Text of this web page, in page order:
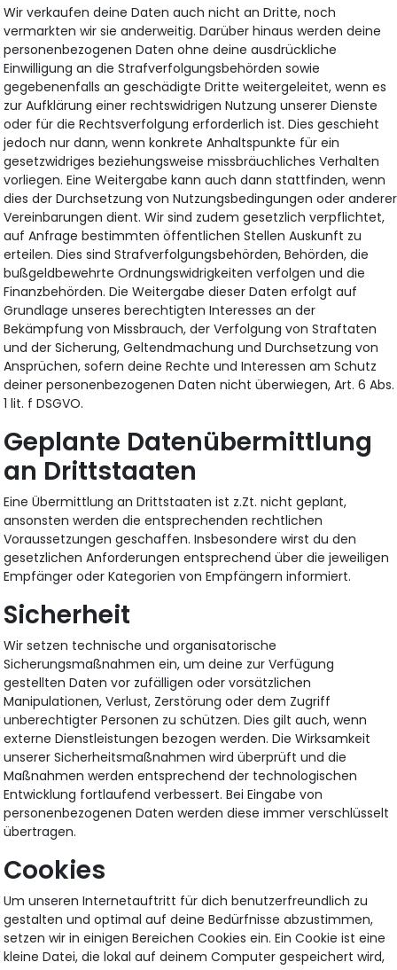
Wir verkaufen deine Daten auch nicht an Dritte, noch
vermarkten wir sie anderweitig. Darüber hinaus werden deine
personenbezogenen Daten ohne deine ausdrückliche
Einwilligung an die Strafverfolgungsbehörden sowie
gegebenenfalls an geschädigte Dritte weitergeleitet, wenn es
zur Aufklärung einer rechtswidrigen Nutzung unserer Dienste
oder für die Rechtsverfolgung erforderlich ist. Dies geschieht
jedoch nur dann, wenn konkrete Anhaltspunkte für ein
gesetzwidriges beziehungsweise missbräuchliches Verhalten
vorliegen. Eine Weitergabe kann auch dann stattfinden, wenn
dies der Durchsetzung von Nutzungsbedingungen oder anderer
Vereinbarungen dient. Wir sind zudem gesetzlich verpflichtet,
auf Anfrage bestimmten öffentlichen Stellen Auskunft zu
erteilen. Dies sind Strafverfolgungsbehörden, Behörden, die
bußgeldbewehrte Ordnungswidrigkeiten verfolgen und die
Finanzbehörden. Die Weitergabe dieser Daten erfolgt auf
Grundlage unseres berechtigten Interesses an der
Bekämpfung von Missbrauch, der Verfolgung von Straftaten
und der Sicherung, Geltendmachung und Durchsetzung von
Ansprüchen, sofern deine Rechte und Interessen am Schutz
deiner personenbezogenen Daten nicht überwiegen, Art. 6 Abs.
1 lit. f DSGVO.
Geplante Datenübermittlung
an Drittstaaten
Eine Übermittlung an Drittstaaten ist z.Zt. nicht geplant,
ansonsten werden die entsprechenden rechtlichen
Voraussetzungen geschaffen. Insbesondere wirst du den
gesetzlichen Anforderungen entsprechend über die jeweiligen
Empfänger oder Kategorien von Empfängern informiert.
Sicherheit
Wir setzen technische und organisatorische
Sicherungsmaßnahmen ein, um deine zur Verfügung
gestellten Daten vor zufälligen oder vorsätzlichen
Manipulationen, Verlust, Zerstörung oder dem Zugriff
unberechtigter Personen zu schützen. Dies gilt auch, wenn
externe Dienstleistungen bezogen werden. Die Wirksamkeit
unserer Sicherheitsmaßnahmen wird überprüft und die
Maßnahmen werden entsprechend der technologischen
Entwicklung fortlaufend verbessert. Bei Eingabe von
personenbezogenen Daten werden diese immer verschlüsselt
übertragen.
Cookies
Um unseren Internetauftritt für dich benutzerfreundlich zu
gestalten und optimal auf deine Bedürfnisse abzustimmen,
setzen wir in einigen Bereichen Cookies ein. Ein Cookie ist eine
kleine Datei, die lokal auf deinem Computer gespeichert wird,